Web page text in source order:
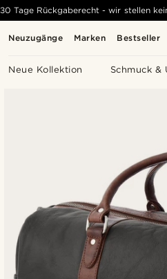
Neuzugänge Marken Bestseller
Neue Kollektion Schmuck &
30 Tage Rückgaberecht - wir stellen